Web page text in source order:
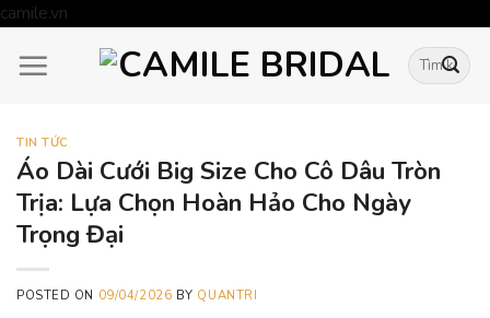
camile.vn
content
Tìm
kiếm:
TIN TỨC
Áo Dài Cưới Big Size Cho Cô Dâu Tròn
Trịa: Lựa Chọn Hoàn Hảo Cho Ngày
Trọng Đại
POSTED ON 09/04/2026 BY QUANTRI